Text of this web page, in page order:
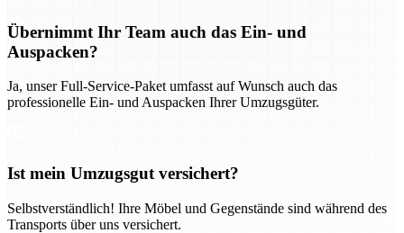
Übernimmt Ihr Team auch das Ein- und
Auspacken?
Ja, unser Full-Service-Paket umfasst auf Wunsch auch das
professionelle Ein- und Auspacken Ihrer Umzugsgüter.
Ist mein Umzugsgut versichert?
Selbstverständlich! Ihre Möbel und Gegenstände sind während des
Transports über uns versichert.